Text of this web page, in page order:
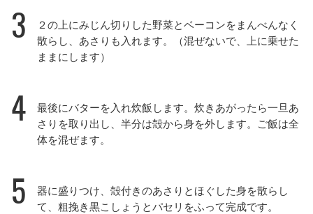
3
２の上にみじん切りした野菜とベーコンをまんべんなく
散らし、あさりも入れます。（混ぜないで、上に乗せた
ままにします）
4
最後にバターを入れ炊飯します。炊きあがったら一旦あ
さりを取り出し、半分は殻から身を外します。ご飯は全
体を混ぜます。
5
器に盛りつけ、殻付きのあさりとほぐした身を散らし
て、粗挽き黒こしょうとパセリをふって完成です。